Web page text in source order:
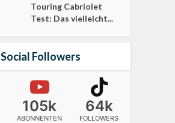
Touring Cabriolet
Test: Das vielleicht...
Social Followers
105k
ABONNENTEN
64k
FOLLOWERS